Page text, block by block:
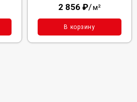
2 856 ₽/м²
В корзину